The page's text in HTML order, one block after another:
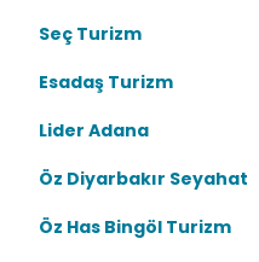
Seç Turizm
Esadaş Turizm
Lider Adana
Öz Diyarbakır Seyahat
Öz Has Bingöl Turizm